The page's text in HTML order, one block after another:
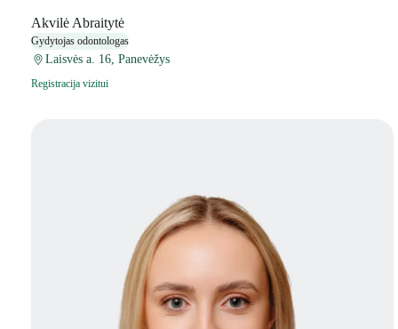
Akvilė Abraitytė
Gydytojas odontologas
Laisvės a. 16, Panevėžys
Registracija vizitui